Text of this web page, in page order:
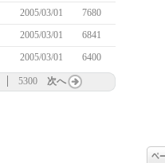
2005/03/01
7680
2005/03/01
6841
2005/03/01 6400
5300 次へ